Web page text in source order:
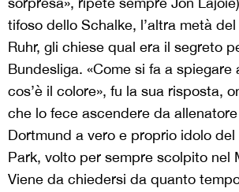
tifoso dello Schalke, l’altra metà
Ruhr, gli chiese qual era il segreto
Bundesliga. «Come si fa a spiegare
cos’è il colore», fu la sua risposta,
che lo fece ascendere da
Dortmund a vero e proprio idolo
Park, volto per sempre scolpito nel
Viene da chiedersi da quanto